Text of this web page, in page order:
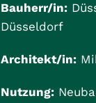
Bauherr/in:
Düsseldorf
Architekt/in:
Nutzung: